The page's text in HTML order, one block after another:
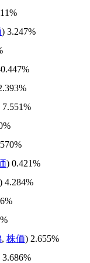
) 3.247%
7.551%
) 0.421%
) 4.284%
, 株価) 2.655%
3.686%